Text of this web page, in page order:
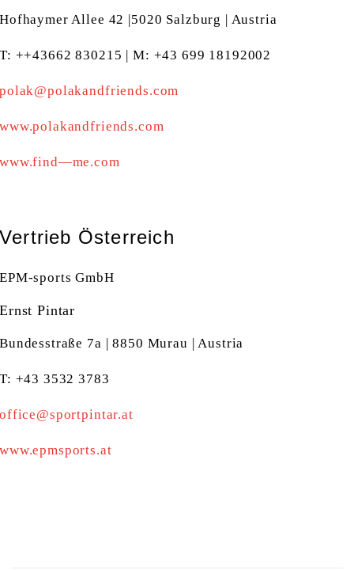
Hofhaymer Allee 42 |5020 Salzburg | Austria
T: ++43662 830215 | M: +43 699 18192002
polak@polakandfriends.com
www.polakandfriends.com
www.find—me.com
Vertrieb Österreich
EPM-sports GmbH
Ernst Pintar
Bundesstraße 7a | 8850 Murau | Austria
T: +43 3532 3783
office@sportpintar.at
www.epmsports.at